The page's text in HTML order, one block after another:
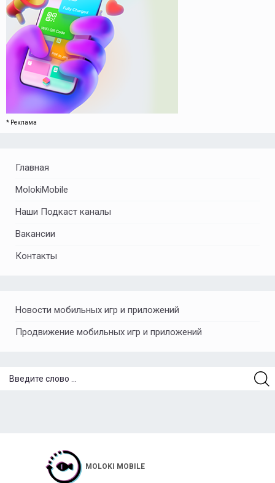
* Реклама
Главная
MolokiMobile
Наши Подкаст каналы
Вакансии
Контакты
Новости мобильных игр и приложений
Продвижение мобильных игр и приложений
MOLOKI MOBILE